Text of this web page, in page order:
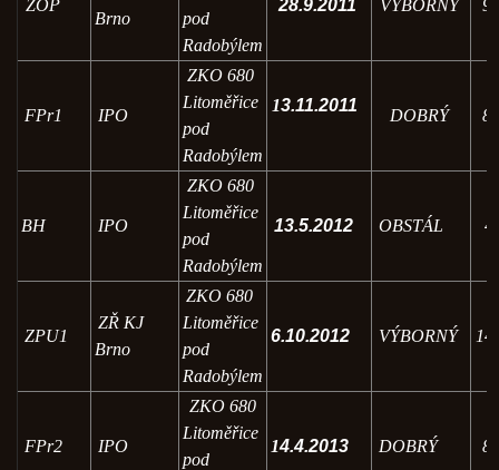
ZOP
Brno
pod
Radobýlem
28.9.2011 VÝBORNÝ 97
FPr1 IPO
ZKO 680
Litoměřice
pod
Radobýlem
13.11.2011
DOBRÝ 87
BH IPO
ZKO 680
Litoměřice
pod
Radobýlem
13.5.2012 OBSTÁL
ZPU1
ZŘ KJ
Brno
ZKO 680
Litoměřice
pod
Radobýlem
6.10.2012 VÝBORNÝ
FPr2 IPO
ZKO 680
Litoměřice
pod
14.4.2013 DOBRÝ 84